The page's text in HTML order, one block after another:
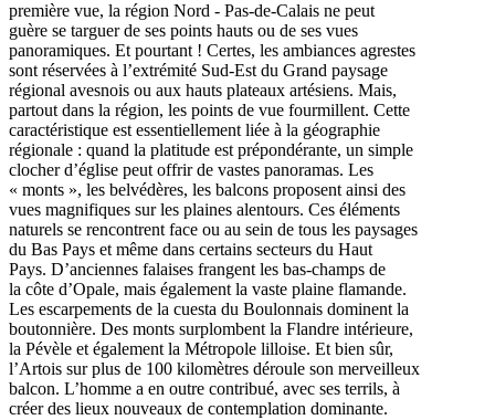
première vue, la région Nord - Pas-de-Calais ne peut
guère se targuer de ses points hauts ou de ses vues
panoramiques. Et pourtant ! Certes, les ambiances agrestes
sont réservées à l’extrémité Sud-Est du Grand paysage
régional avesnois ou aux hauts plateaux artésiens. Mais,
partout dans la région, les points de vue fourmillent. Cette
caractéristique est essentiellement liée à la géographie
régionale : quand la platitude est prépondérante, un simple
clocher d’église peut offrir de vastes panoramas. Les
« monts », les belvédères, les balcons proposent ainsi des
vues magnifiques sur les plaines alentours. Ces éléments
naturels se rencontrent face ou au sein de tous les paysages
du Bas Pays et même dans certains secteurs du Haut
Pays. D’anciennes falaises frangent les bas-champs de
la côte d’Opale, mais également la vaste plaine flamande.
Les escarpements de la cuesta du Boulonnais dominent la
boutonnière. Des monts surplombent la Flandre intérieure,
la Pévèle et également la Métropole lilloise. Et bien sûr,
l’Artois sur plus de 100 kilomètres déroule son merveilleux
balcon. L’homme a en outre contribué, avec ses terrils, à
créer des lieux nouveaux de contemplation dominante.